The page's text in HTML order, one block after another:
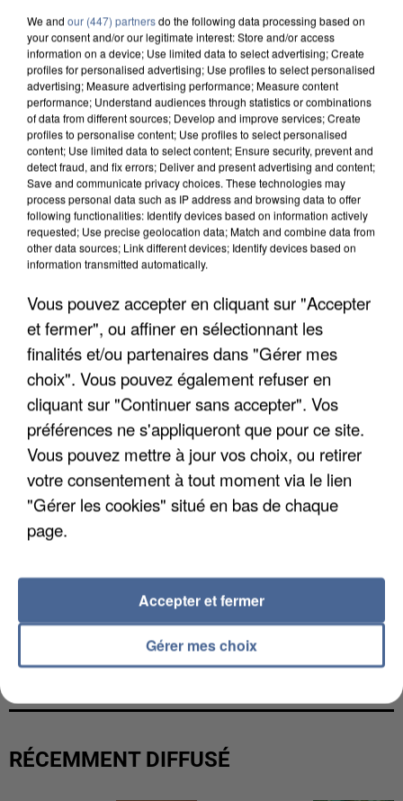
APRÈS TOUTES CES CANICULES, LES REFUGES
DE FAUNE SAUVAGE SONT...
L’UN DES FONDATEURS SUPPOSÉS DE LA DZ
MAFIA INTERPELLÉ EN ALGÉRIE
RÉCEMMENT DIFFUSÉ
We and our (447) partnersdo the following data processing based on
your consent and/or our legitimate interest: Store and/or access
information on a device; Use limited data to select advertising; Create
profiles for personalised advertising; Use profiles to select personalised
advertising; Measure advertising performance; Measure content
performance; Understand audiences through statistics or combinations
of data from different sources; Develop and improve services; Create
profiles to personalise content; Use profiles to select personalised
content; Use limited data to select content; Ensure security, prevent and
detect fraud, and fix errors; Deliver and present advertising and content;
Save and communicate privacy choices. These technologies may
process personal data such as IP address and browsing data to offer
following functionalities: Identify devices based on information actively
requested; Use precise geolocation data; Match and combine data from
other data sources; Link different devices; Identify devices based on
information transmitted automatically.
Vous pouvez accepter en cliquant sur "Accepter
et fermer", ou affiner en sélectionnant les
finalités et/ou partenaires dans "Gérer mes
choix". Vous pouvez également refuser en
cliquant sur "Continuer sans accepter". Vos
préférences ne s'appliqueront que pour ce site.
Vous pouvez mettre à jour vos choix, ou retirer
votre consentement à tout moment via le lien
"Gérer les cookies" situé en bas de chaque
page.
Gérer mes choix
Accepter et fermer